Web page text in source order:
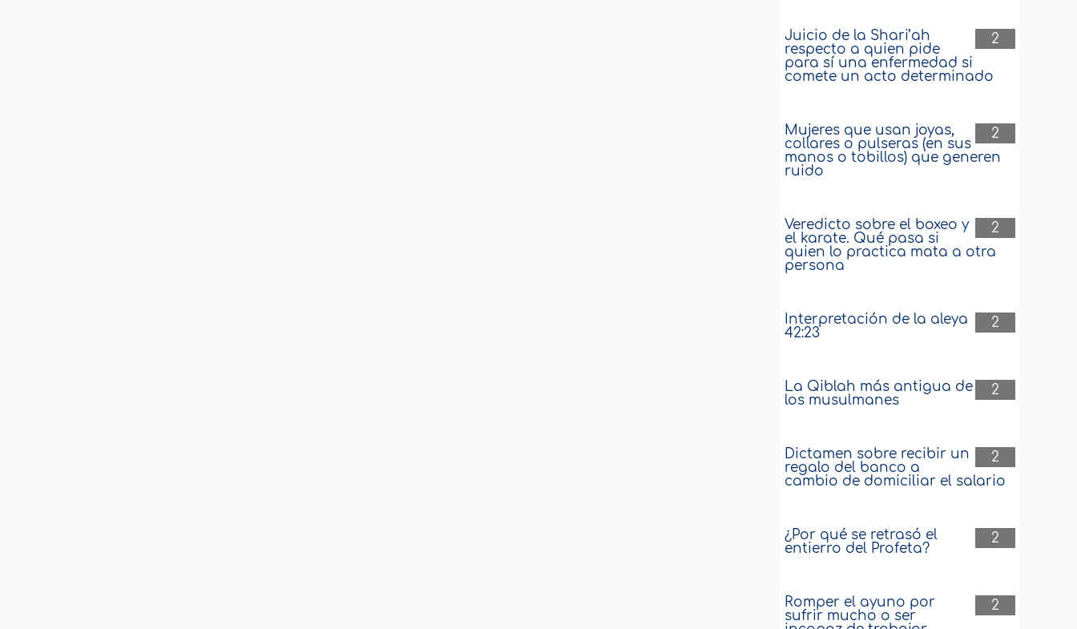
2
Juicio de la Shari’ah
respecto a quien pide
para sí una enfermedad si
comete un acto determinado
2
Mujeres que usan joyas,
collares o pulseras (en sus
manos o tobillos) que generen
ruido
2
Veredicto sobre el boxeo y
el karate. Qué pasa si
quien lo practica mata a otra
persona
2
Interpretación de la aleya
42:23
2
La Qiblah más antigua de
los musulmanes
2
Dictamen sobre recibir un
regalo del banco a
cambio de domiciliar el salario
2
¿Por qué se retrasó el
entierro del Profeta?
2
Romper el ayuno por
sufrir mucho o ser